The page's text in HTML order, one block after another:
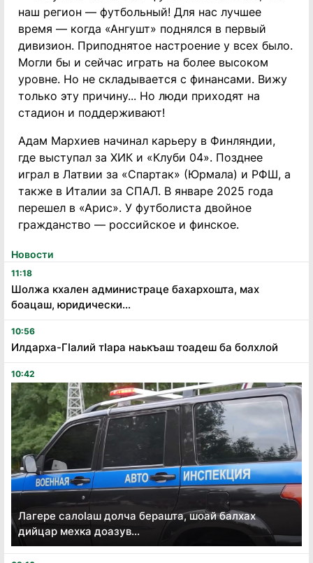
Новости
11:18
Шолжа кхален администраце бахархошта, мах
боацаш, юридически...
10:56
Илдарха-Гӏалий тӏара наькъаш тоадеш ба болхлой
10:42
Лагере салоӏаш долча берашта, шоай балхах
дийцар мехка доазув...
наш регион — футбольный! Для нас лучшее
время — когда «Ангушт» поднялся в первый
дивизион. Приподнятое настроение у всех было.
Могли бы и сейчас играть на более высоком
уровне. Но не складывается с финансами. Вижу
только эту причину... Но люди приходят на
стадион и поддерживают!
Адам Мархиев начинал карьеру в Финляндии,
где выступал за ХИК и «Клуби 04». Позднее
играл в Латвии за «Спартак» (Юрмала) и РФШ, а
также в Италии за СПАЛ. В январе 2025 года
перешел в «Арис». У футболиста двойное
гражданство — российское и финское.